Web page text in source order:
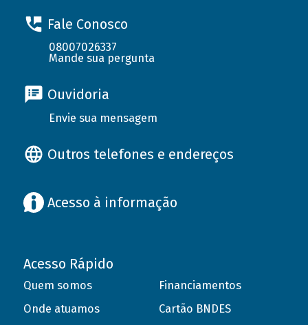
Fale Conosco
08007026337
Mande sua pergunta
Ouvidoria
Envie sua mensagem
Outros telefones e endereços
Acesso à informação
Acesso Rápido
Quem somos
Onde atuamos
Financiamentos
Cartão BNDES